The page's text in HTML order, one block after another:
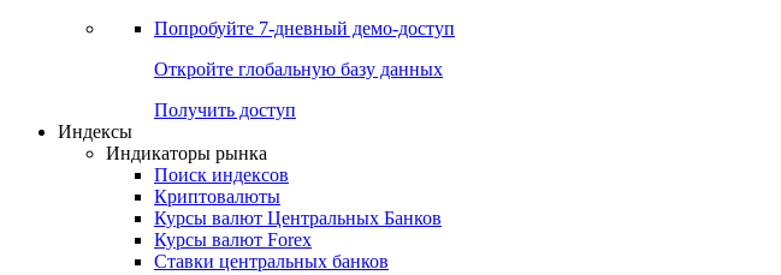
Попробуйте 7-дневный демо-доступ
Откройте глобальную базу данных
Получить доступ
Индексы
Индикаторы рынка
Поиск индексов
Криптовалюты
Курсы валют Центральных Банков
Курсы валют Forex
Ставки центральных банков